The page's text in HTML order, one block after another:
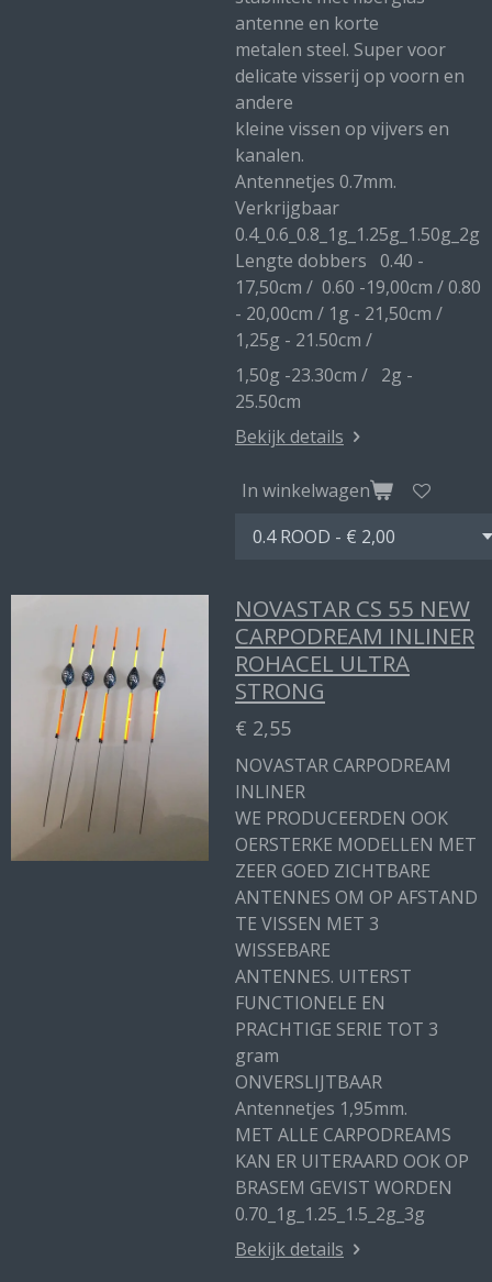
antenne en korte
metalen steel. Super voor
delicate visserij op voorn en
andere
kleine vissen op vijvers en
kanalen.
Antennetjes 0.7mm.
Verkrijgbaar
0.4_0.6_0.8_1g_1.25g_1.50g_2g
Lengte dobbers 0.40 -
17,50cm / 0.60 -19,00cm / 0.80
- 20,00cm / 1g - 21,50cm /
1,25g - 21.50cm /
1,50g -23.30cm / 2g -
25.50cm
Bekijk details
In winkelwagen
NOVASTAR CS 55 NEW
CARPODREAM INLINER
ROHACEL ULTRA
STRONG
€ 2,55
NOVASTAR CARPODREAM
INLINER
WE PRODUCEERDEN OOK
OERSTERKE MODELLEN MET
ZEER GOED ZICHTBARE
ANTENNES OM OP AFSTAND
TE VISSEN MET 3
WISSEBARE
ANTENNES. UITERST
FUNCTIONELE EN
PRACHTIGE SERIE TOT 3
gram
ONVERSLIJTBAAR
Antennetjes 1,95mm.
MET ALLE CARPODREAMS
KAN ER UITERAARD OOK OP
BRASEM GEVIST WORDEN
0.70_1g_1.25_1.5_2g_3g
Bekijk details